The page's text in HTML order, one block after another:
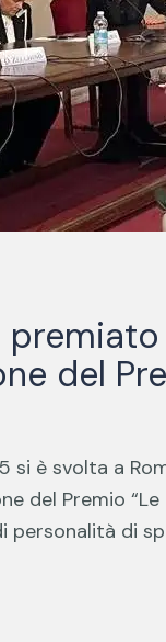
del
si è svolta a
del Premio
personalità di